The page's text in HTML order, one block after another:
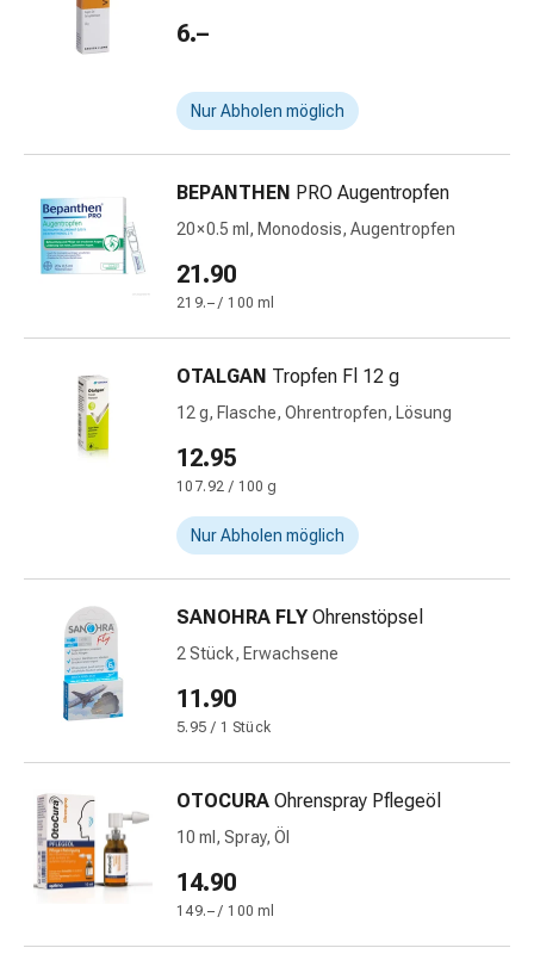
&
Heuschnupfen
Haut
Nase
Magen-
Hämorrhoiden
Magenbrennen
Übelkeit
Verdauung,
Blähungen
Krämpfe
Verstopfung
Medizinische
Hautpflege
Ekzeme
Juckreiz
Warzen
Nagel-
Fusspilz
Narbenbehandlung
Trockene
Haut
6.–
Nur Abholen möglich
BEPANTHEN PRO Augentropfen
20 × 0.5 ml, Monodosis, Augentropfen
21.90
219.– / 100 ml
OTALGAN Tropfen Fl 12 g
12 g, Flasche, Ohrentropfen, Lösung
12.95
107.92 / 100 g
Nur Abholen möglich
SANOHRA FLY Ohrenstöpsel
2 Stück, Erwachsene
11.90
5.95 / 1 Stück
OTOCURA Ohrenspray Pflegeöl
10 ml, Spray, Öl
14.90
149.– / 100 ml